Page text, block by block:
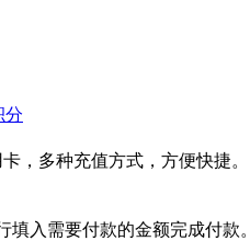
分
，多种充值方式，方便快捷。
入需要付款的金额完成付款。